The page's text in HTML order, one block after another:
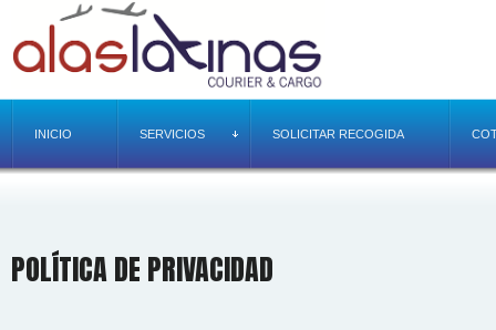
INICIO SERVICIOS SOLICITAR RECOGIDA
POLÍTICA DE PRIVACIDAD